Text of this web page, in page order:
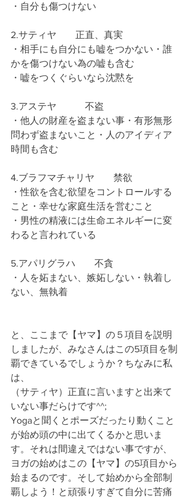
・自分も傷つけない
2.サティヤ　　正直、真実
・相手にも自分にも嘘をつかない・誰
かを傷つけない為の嘘も含む
・嘘をつくぐらいなら沈黙を
3.アステヤ　　　不盗
・他人の財産を盗まない事・有形無形
問わず盗まないこと・人のアイディア
時間も含む
4.ブラフマチャリヤ　　禁欲
・性欲を含む欲望をコントロールする
こと・幸せな家庭生活を営むこと
・男性の精液には生命エネルギーに変
わると言われている
5.アパリグラハ　　不貪
・人を妬まない、嫉妬しない・執着し
ない、無執着
と、ここまで【ヤマ】の５項目を説明
しましたが、みなさんはこの5項目を制
覇できているでしょうか？ちなみに私
は、
（サティヤ）正直に言いますと出来て
いない事だらけです^^;
Yogaと聞くとポーズだったり動くこと
が始め頭の中に出てくるかと思いま
す。それは間違えではない事ですが、
ヨガの始めはこの【ヤマ】の5項目から
始まるのです。そして始めから全部制
覇しよう！と頑張りすぎて自分に苦痛